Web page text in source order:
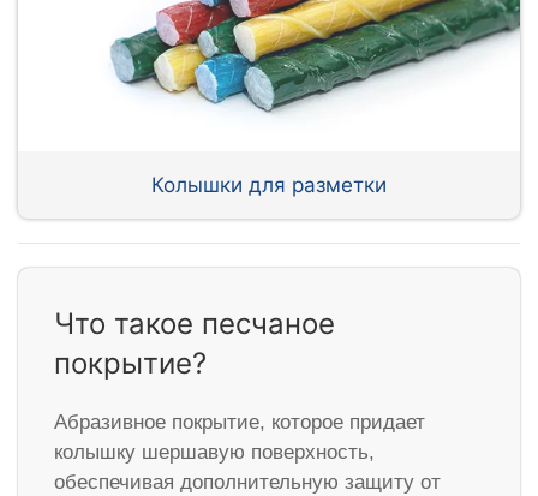
Колышки для разметки
Что такое песчаное
покрытие?
Абразивное покрытие, которое придает
колышку шершавую поверхность,
обеспечивая дополнительную защиту от